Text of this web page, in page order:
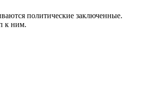
политические заключенные.
к ним.